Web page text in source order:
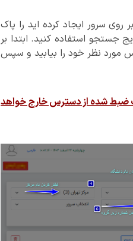
سرور ایجاد کرده اید را پاک
جستجو استفاده کنید. ابتدا بر
مورد نظر خود را بیابید و سپس
ضبط شده از دسترس خارج خواهد